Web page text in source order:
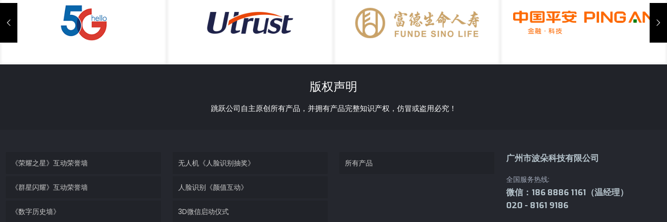
版权声明
跳跃公司自主原创所有产品，并拥有产品完整知识产权，仿冒或盗用必究！
《荣耀之星》互动荣誉墙
《群星闪耀》互动荣誉墙
《数字历史墙》
无人机《人脸识别抽奖》
人脸识别《颜值互动》
3D微信启动仪式
所有产品 广州市波朵科技有限公司
全国服务热线:
微信：186 8886 1161（温经理）
020 - 8161 9186